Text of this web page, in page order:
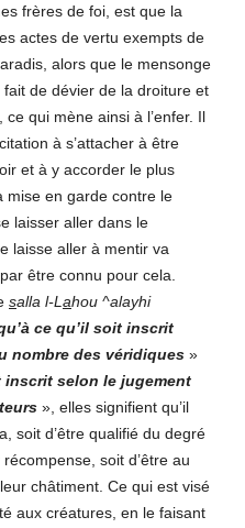
frères de foi, est que la
actes de vertu exempts de
alors que le mensonge
de dévier de la droiture et
qui mène ainsi à l’enfer. Il
à s’attacher à être
et à y accorder le plus
mise en garde contre le
laisser aller dans le
laisse aller à mentir va
être connu pour cela.
salla l-L ahou ^alayhi
ce qu’il soit inscrit
nombre des véridiques »
inscrit selon le jugement
», elles signifient qu’il
soit d’être qualifié du degré
soit d’être au
châtiment. Ce qui est visé
aux créatures, en le faisant